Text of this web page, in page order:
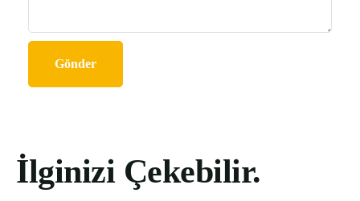
İlginizi Çekebilir.